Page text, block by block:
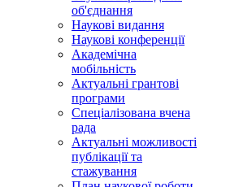
об'єднання
Наукові видання
Наукові конференції
Академічна
мобільність
Актуальні грантові
програми
Спеціалізована вчена
рада
Актуальні можливості
публікації та
стажування